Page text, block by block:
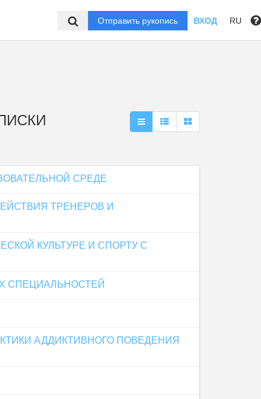
Отправить рукопись ВХОД RU
СРЕДЕ
ТРЕНЕРОВ И
КУЛЬТУРЕ И СПОРТУ С
СПЕЦИАЛЬНОСТЕЙ
АДДИКТИВНОГО ПОВЕДЕНИЯ